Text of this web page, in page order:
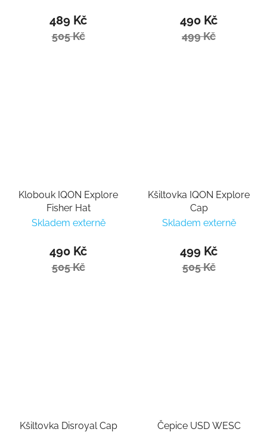
489 Kč
505 Kč
490 Kč
499 Kč
Klobouk IQON Explore
Fisher Hat
Skladem externě
490 Kč
505 Kč
Kšiltovka IQON Explore
Cap
Skladem externě
499 Kč
505 Kč
Kšiltovka Disroyal Cap
Čepice USD WESC